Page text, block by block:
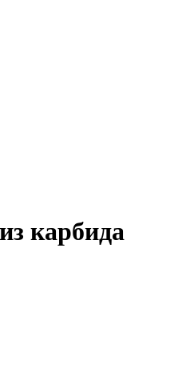
карбида